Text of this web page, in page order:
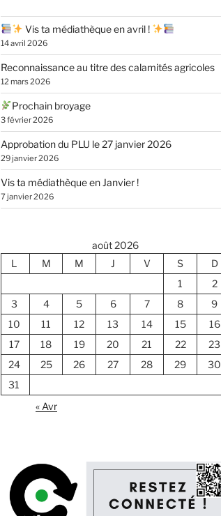
Vis ta médiathèque en avril !
14 avril 2026
Reconnaissance au titre des calamités agricoles
12 mars 2026
Prochain broyage
3 février 2026
Approbation du PLU le 27 janvier 2026
29 janvier 2026
Vis ta médiathèque en Janvier !
7 janvier 2026
août 2026
L
M M J V S
D
1
2
3
4 5 6 7 8
9
10
11 12 13 14 15
16
17
18 19 20 21 22
23
24
25 26 27 28 29
30
31
« Avr